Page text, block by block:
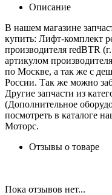
Описание
В нашем магазине
купить: Лифт-комплект
производителя redBTR
артикулом
по Москве, а так же с
России. Так же можно
Другие запчасти из
(Дополнительное
посмотреть в каталоге
Моторс.
Отзывы о товаре
Пока отзывов нет...